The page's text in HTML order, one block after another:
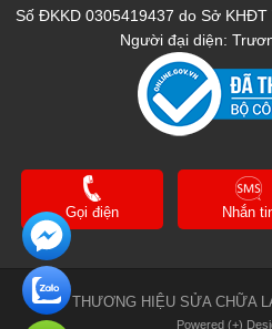
Số ĐKKD 0305419437 do Sở
Người đại diện:
Gọi điện Nhắn
THƯƠNG HIỆU SỬA CHỮA
Powered (+)